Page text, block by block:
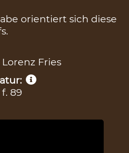
orientiert sich diese
Fries
89